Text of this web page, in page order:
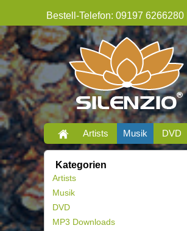
Bestell-Telefon: 09197 6266280 |
Artists Musik DVD
Kategorien
Artists
Musik
DVD
MP3 Downloads